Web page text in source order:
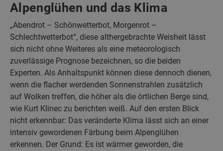
Alpenglühen und das Klima
„Abendrot – Schönwetterbot, Morgenrot –
Schlechtwetterbot“, diese althergebrachte Weisheit lässt
sich nicht ohne Weiteres als eine meteorologisch
zuverlässige Prognose bezeichnen, so die beiden
Experten. Als Anhaltspunkt können diese dennoch dienen,
wenn die flacher werdenden Sonnenstrahlen zusätzlich
auf Wolken treffen, die höher als die örtlichen Berge sind,
wie Kurt Klinec zu berichten weiß. Auf den ersten Blick
nicht erkennbar: Das veränderte Klima lässt sich an einer
intensiv gewordenen Färbung beim Alpenglühen
erkennen. Der Grund: Es ist wärmer geworden, die